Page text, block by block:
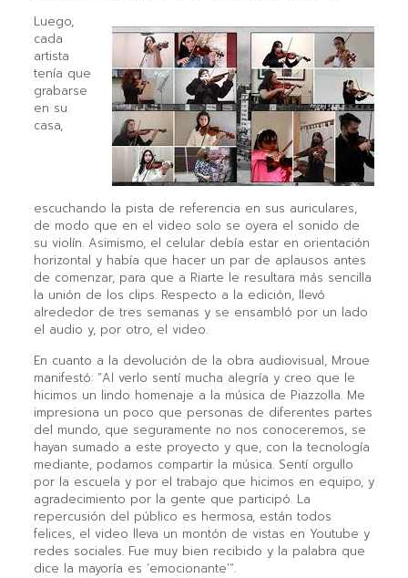
Luego,
cada
artista
tenía que
grabarse
en su
casa,
escuchando la pista de referencia en sus auriculares,
de modo que en el video solo se oyera el sonido de
su violín. Asimismo, el celular debía estar en orientación
horizontal y había que hacer un par de aplausos antes
de comenzar, para que a Riarte le resultara más sencilla
la unión de los clips. Respecto a la edición, llevó
alrededor de tres semanas y se ensambló por un lado
el audio y, por otro, el video.
En cuanto a la devolución de la obra audiovisual, Mroue
manifestó: “Al verlo sentí mucha alegría y creo que le
hicimos un lindo homenaje a la música de Piazzolla. Me
impresiona un poco que personas de diferentes partes
del mundo, que seguramente no nos conoceremos, se
hayan sumado a este proyecto y que, con la tecnología
mediante, podamos compartir la música. Sentí orgullo
por la escuela y por el trabajo que hicimos en equipo, y
agradecimiento por la gente que participó. La
repercusión del público es hermosa, están todos
felices, el video lleva un montón de vistas en Youtube y
redes sociales. Fue muy bien recibido y la palabra que
dice la mayoría es ‘emocionante’”.